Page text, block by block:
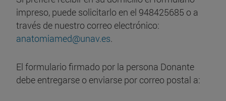
impreso, puede solicitarlo en el 948425685 o a
través de nuestro correo electrónico:
anatomiamed@unav.es.
El formulario firmado por la persona Donante
debe entregarse o enviarse por correo postal a: